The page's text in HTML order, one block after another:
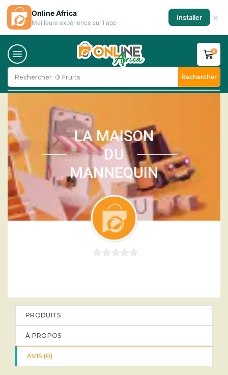
Rechercher 🍋 Fruits Rechercher
0
LA MAISON
DU
MANNEQUIN
PRODUITS
À PROPOS
AVIS (0)
Online Africa
Meilleure expérience sur l'app
Installer ×